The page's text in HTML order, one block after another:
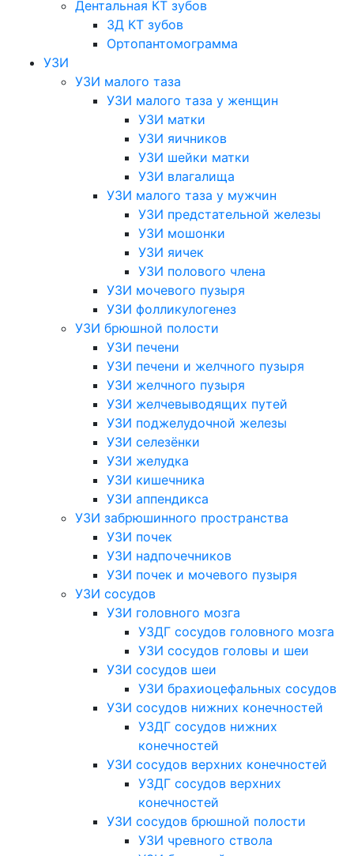
Дентальная КТ зубов
3Д КТ зубов
Ортопантомограмма
УЗИ
УЗИ малого таза
УЗИ малого таза у женщин
УЗИ матки
УЗИ яичников
УЗИ шейки матки
УЗИ влагалища
УЗИ малого таза у мужчин
УЗИ предстательной железы
УЗИ мошонки
УЗИ яичек
УЗИ полового члена
УЗИ мочевого пузыря
УЗИ фолликулогенез
УЗИ брюшной полости
УЗИ печени
УЗИ печени и желчного пузыря
УЗИ желчного пузыря
УЗИ желчевыводящих путей
УЗИ поджелудочной железы
УЗИ селезёнки
УЗИ желудка
УЗИ кишечника
УЗИ аппендикса
УЗИ забрюшинного пространства
УЗИ почек
УЗИ надпочечников
УЗИ почек и мочевого пузыря
УЗИ сосудов
УЗИ головного мозга
УЗДГ сосудов головного мозга
УЗИ сосудов головы и шеи
УЗИ сосудов шеи
УЗИ брахиоцефальных сосудов
УЗИ сосудов нижних конечностей
УЗДГ сосудов нижних
конечностей
УЗИ сосудов верхних конечностей
УЗДГ сосудов верхних
конечностей
УЗИ сосудов брюшной полости
УЗИ чревного ствола